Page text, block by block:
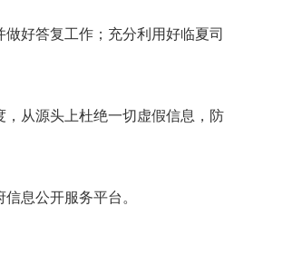
好答复工作；充分利用好临夏司
从源头上杜绝一切虚假信息，防
息公开服务平台。